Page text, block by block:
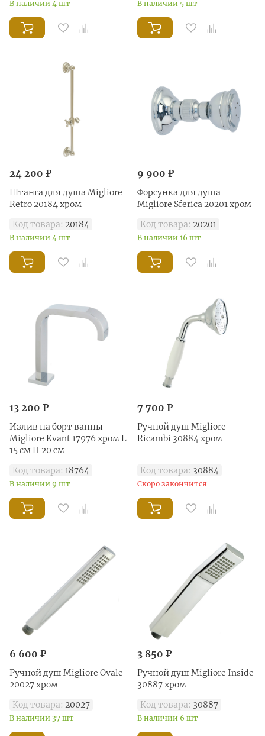
В наличии 4 шт В наличии 5 шт
24 200 ₽
Штанга для душа Migliore
Retro 20184 хром
Код товара: 20184
В наличии 4 шт
9 900 ₽
Форсунка для душа
Migliore Sferica 20201 хром
Код товара: 20201
В наличии 16 шт
13 200 ₽
Излив на борт ванны
Migliore Kvant 17976 хром L
15 см H 20 см
Код товара: 18764
В наличии 9 шт
7 700 ₽
Ручной душ Migliore
Ricambi 30884 хром
Код товара: 30884
Скоро закончится
6 600 ₽
Ручной душ Migliore Ovale
20027 хром
Код товара: 20027
В наличии 37 шт
3 850 ₽
Ручной душ Migliore Inside
30887 хром
Код товара: 30887
В наличии 6 шт